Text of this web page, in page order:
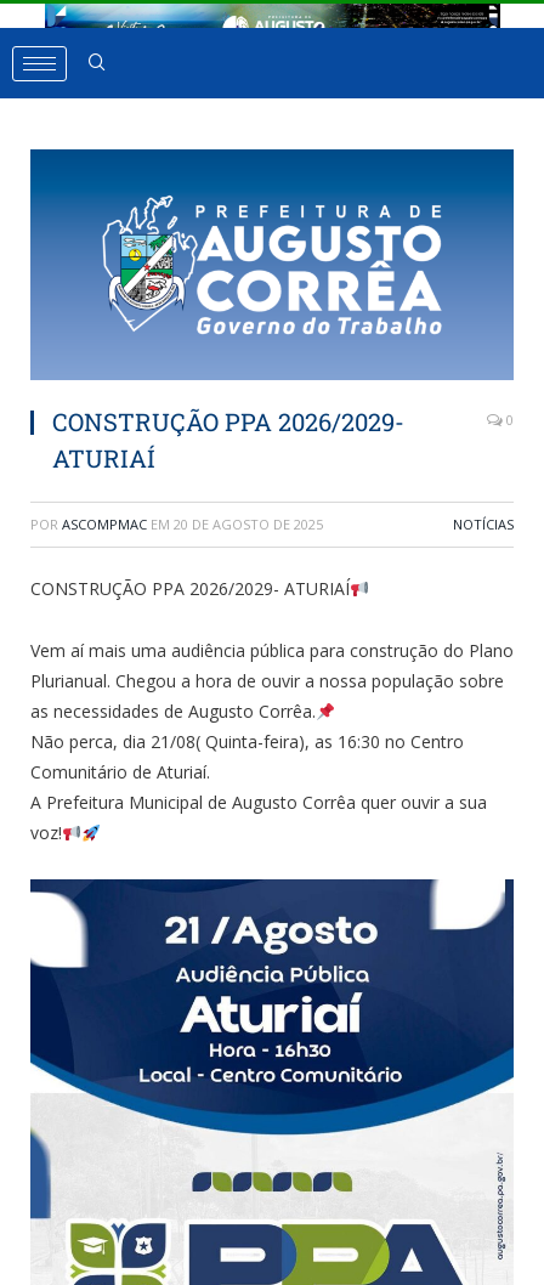
CONSTRUÇÃO PPA 2026/2029-
ATURIAÍ
0
POR ASCOMPMAC EM 20 DE AGOSTO DE 2025 NOTÍCIAS
CONSTRUÇÃO PPA 2026/2029- ATURIAÍ
Vem aí mais uma audiência pública para construção do Plano
Plurianual. Chegou a hora de ouvir a nossa população sobre
as necessidades de Augusto Corrêa.
Não perca, dia 21/08( Quinta-feira), as 16:30 no Centro
Comunitário de Aturiaí.
A Prefeitura Municipal de Augusto Corrêa quer ouvir a sua
voz!